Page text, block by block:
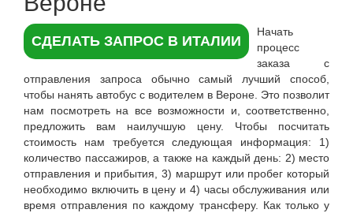
СДЕЛАТЬ ЗАПРОС В ИТАЛИИ
Начать
процесс
заказа с
отправления запроса обычно самый лучший способ,
чтобы нанять автобус с водителем в Вероне. Это позволит
нам посмотреть на все возможности и, соответственно,
предложить вам наилучшую цену. Чтобы посчитать
стоимость нам требуется следующая информация: 1)
количество пассажиров, а также на каждый день: 2) место
отправления и прибытия, 3) маршрут или пробег который
необходимо включить в цену и 4) часы обслуживания или
время отправления по каждому трансферу. Как только у